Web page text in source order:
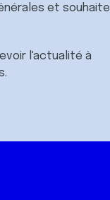
et souhaite
l'actualité à